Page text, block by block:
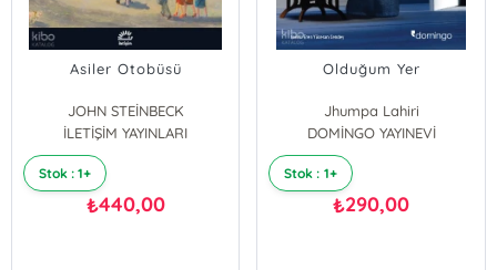
Asiler Otobüsü
JOHN STEİNBECK
İLETİŞİM YAYINLARI
Stok : 1+
₺440,00
Olduğum Yer
Jhumpa Lahiri
DOMİNGO YAYINEVİ
Stok : 1+
₺290,00